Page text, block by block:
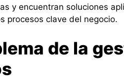
y encuentran soluciones
procesos clave del negocio.
de la